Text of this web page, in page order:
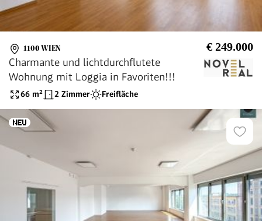
1100 WIEN € 249.000
Charmante und lichtdurchflutete
Wohnung mit Loggia in Favoriten!!!
66 m² 2 Zimmer Freifläche